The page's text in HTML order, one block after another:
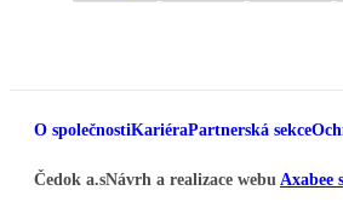
O společnostiKariéraPartnerská sekce
Čedok a.sNávrh a realizace webu Axabee